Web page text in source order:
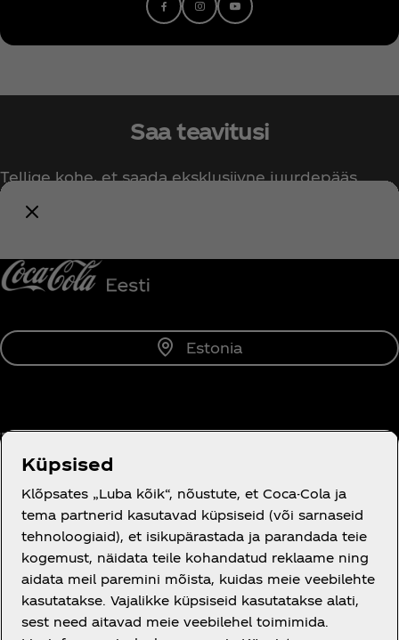
facebookInstagram
youtube
Saa teavitusi
Tellige kohe, et saada eksklusiivne juurdepääs
Estonia
Tutvustus
Vajad abi?
Küpsised
Klõpsates „Luba kõik“, nõustute, et Coca-Cola ja
tema partnerid kasutavad küpsiseid (või sarnaseid
tehnoloogiaid), et isikupärastada ja parandada teie
kogemust, näidata teile kohandatud reklaame ning
aidata meil paremini mõista, kuidas meie veebilehte
kasutatakse. Vajalikke küpsiseid kasutatakse alati,
sest need aitavad meie veebilehel toimimida.